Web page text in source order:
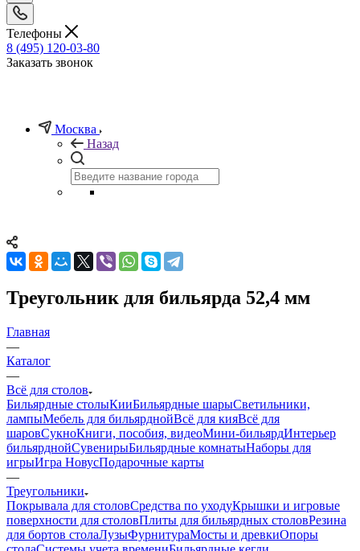
Телефоны
8 (495) 120-03-80
Заказать звонок
Москва
Назад
Треугольник для бильярда 52,4 мм
Главная
—
Каталог
—
Всё для столов
Бильярдные столыКииБильярдные шарыСветильники,
лампыМебель для бильярднойВсё для кияВсё для
шаровСукноКниги, пособия, видеоМини-бильярдИнтерьер
бильярднойСувенирыБильярдные комнатыНаборы для
игрыИгра НовусПодарочные карты
—
Треугольники
Покрывала для столовСредства по уходуКрышки и игровые
поверхности для столовПлиты для бильярдных столовРезина
для бортов столаЛузыФурнитураМосты и древкиОпоры